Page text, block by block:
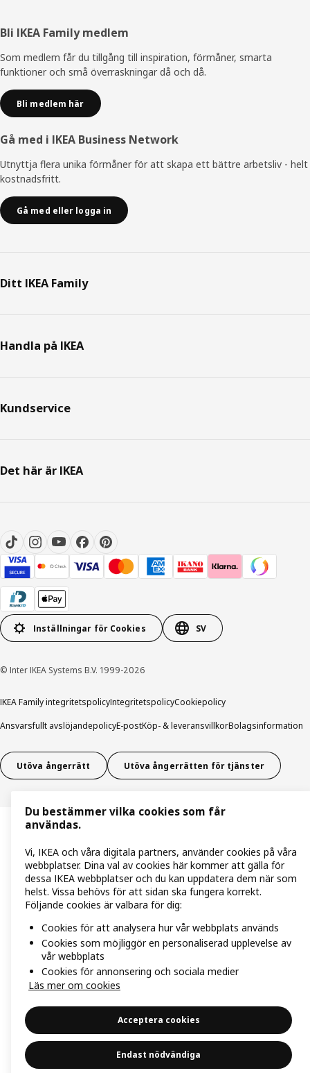
Sidfot
Bli IKEA Family medlem
Som medlem får du tillgång till inspiration, förmåner, smarta
funktioner och små överraskningar då och då.
Bli medlem här
Gå med i IKEA Business Network
Utnyttja flera unika förmåner för att skapa ett bättre arbetsliv - helt
kostnadsfritt.
Gå med eller logga in
Ditt IKEA Family
Handla på IKEA
Kundservice
Det här är IKEA
Inställningar för Cookies SV
© Inter IKEA Systems B.V. 1999-2026
IKEA Family integritetspolicyIntegritetspolicyCookiepolicy
Ansvarsfullt avslöjandepolicyE-postKöp- & leveransvillkorBolagsinformation
Utöva ångerrätt Utöva ångerrätten för tjänster
Du bestämmer vilka cookies som får
användas.
Vi, IKEA och våra digitala partners, använder cookies på våra
webbplatser. Dina val av cookies här kommer att gälla för
dessa IKEA webbplatser och du kan uppdatera dem när som
helst. Vissa behövs för att sidan ska fungera korrekt.
Följande cookies är valbara för dig:
Cookies för att analysera hur vår webbplats används
Cookies som möjliggör en personaliserad upplevelse av
vår webbplats
Cookies för annonsering och sociala medier
Läs mer om cookies
Acceptera cookies
Endast nödvändiga